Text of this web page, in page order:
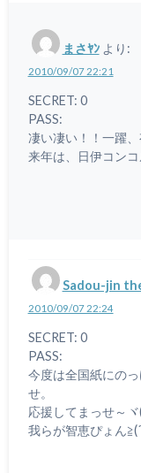
まさﾔﾝ より:
2010/09/07 22:21
SECRET: 0
PASS:
凄い凄い！！一躍、
来年は、日伊コン
Sadou-jin
2010/09/07 22:24
SECRET: 0
PASS:
今度は全国紙にの
せ。
応援してまっせ～
我らが智恵ぴょん